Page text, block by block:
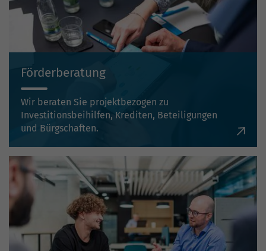
Förderberatung
Wir beraten Sie projektbezogen zu
Investitionsbeihilfen, Krediten, Beteiligungen
und Bürgschaften.